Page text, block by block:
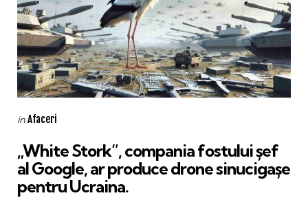
Categories
Posted
inAfaceri
„White Stork”, compania fostului șef
al Google, ar produce drone sinucigașe
pentru Ucraina.